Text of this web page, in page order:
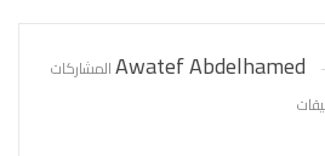
Awatef Abdelhamed